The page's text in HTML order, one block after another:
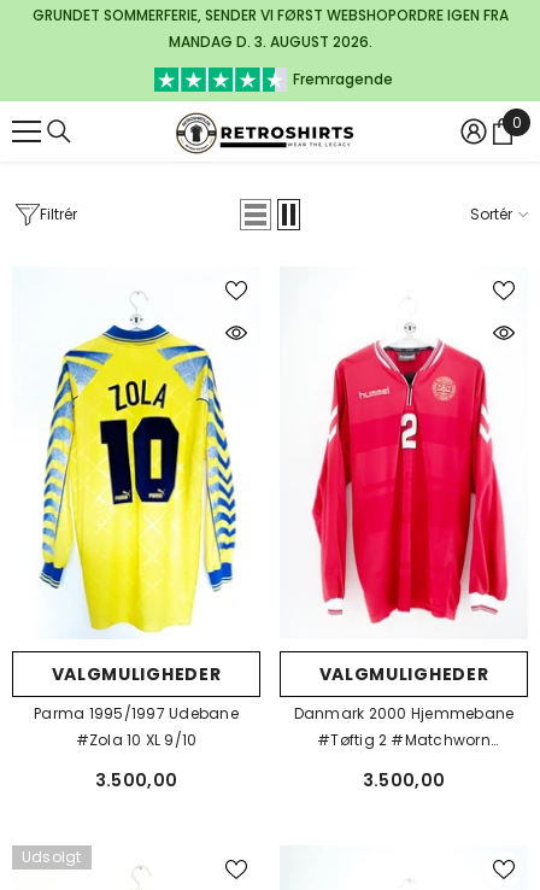
GÅ TIL INDHOLD
GRUNDET SOMMERFERIE, SENDER VI FØRST WEBSHOPORDRE IGEN FRA
MANDAG D. 3. AUGUST 2026.
Fremragende
0
0
Filtrér Sortér
VALGMULIGHEDER
Parma 1995/1997 Udebane
#Zola 10 XL 9/10
3.500,00
VALGMULIGHEDER
Danmark 2000 Hjemmebane
#Tøftig 2 #Matchworn
3.500,00
Udsolgt